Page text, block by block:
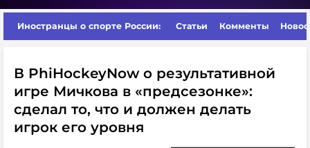
Иностранцы о спорте России: Статьи Комменты
В PhiHockeyNow о результативной
игре Мичкова в «предсезонке»:
сделал то, что и должен делать
игрок его уровня